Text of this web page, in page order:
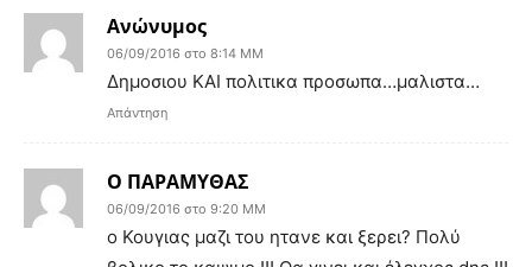
Ανώνυμος
06/09/2016 στο 8:14 ΜΜ
Δημοσιου ΚΑΙ πολιτικα προσωπα…μαλιστα…
Απάντηση
O ΠΑΡΑΜΥΘΑΣ
06/09/2016 στο 9:20 ΜΜ
ο Κουγιας μαζι του ητανε και ξερει? Πολύ